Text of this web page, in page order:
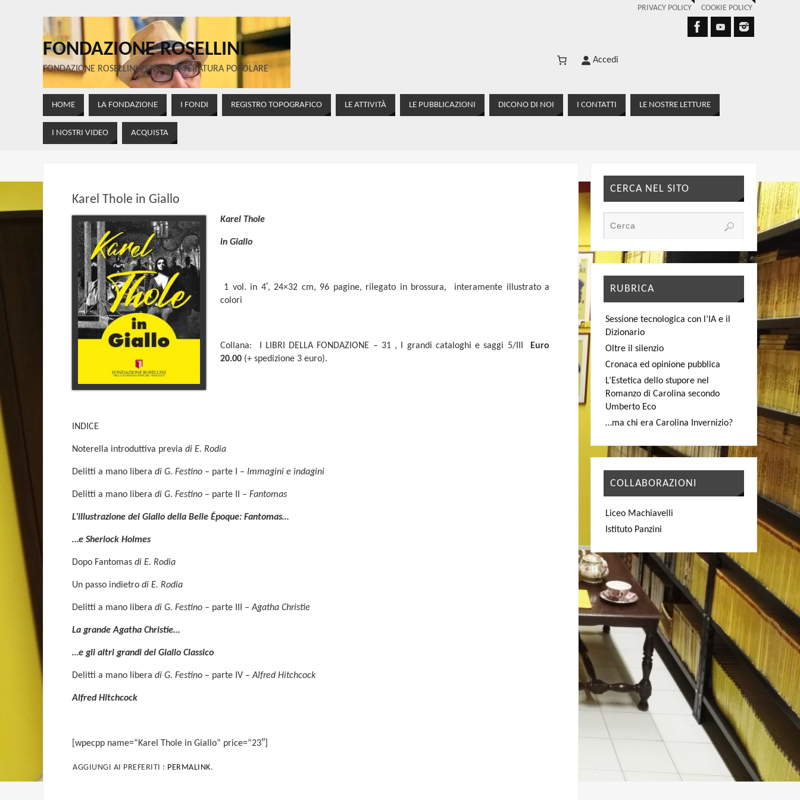
PRIVACY POLICY COOKIE POLICY
FONDAZIONE ROSELLINI
FONDAZIONE ROSELLINI PER LA LETTERATURA POPOLARE
Accedi
HOME LA FONDAZIONE I FONDI REGISTRO TOPOGRAFICO LE ATTIVITÀ LE PUBBLICAZIONI DICONO DI NOI I CONTATTI LE NOSTRE LETTURE
I NOSTRI VIDEO ACQUISTA
Karel Thole in Giallo
Karel Thole
in Giallo
1 vol. in 4°, 24×32 cm, 96 pagine, rilegato in brossura, interamente illustrato a
colori
Collana: I LIBRI DELLA FONDAZIONE – 31 , I grandi cataloghi e saggi 5/III
Euro
20.00 (+ spedizione 3 euro).
INDICE
Noterella introduttiva previa di E. Rodia
Delitti a mano libera di G. Festino – parte I – Immagini e indagini
Delitti a mano libera di G. Festino – parte II – Fantomas
L’illustrazione del Giallo della Belle Époque: Fantomas…
…e Sherlock Holmes
Dopo Fantomas di E. Rodia
Un passo indietro di E. Rodia
Delitti a mano libera di G. Festino – parte III –Agatha Christie
La grande Agatha Christie…
…e gli altri grandi del Giallo Classico
Delitti a mano libera di G. Festino – parte IV –Alfred Hitchcock
Alfred Hitchcock
[wpecpp name=”Karel Thole in Giallo” price=”23″]
AGGIUNGI AI PREFERITI : PERMALINK.
CERCA NEL SITO
RUBRICA
Sessione tecnologica con l’IA e il
Dizionario
Oltre il silenzio
Cronaca ed opinione pubblica
L’Estetica dello stupore nel
Romanzo di Carolina secondo
Umberto Eco
…ma chi era Carolina Invernizio?
COLLABORAZIONI
Liceo Machiavelli
Istituto Panzini